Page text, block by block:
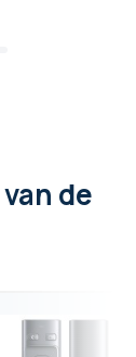
van de